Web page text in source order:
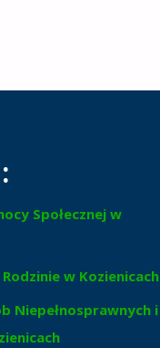
Społecznej w
w Kozienicach
Niepełnosprawnych i